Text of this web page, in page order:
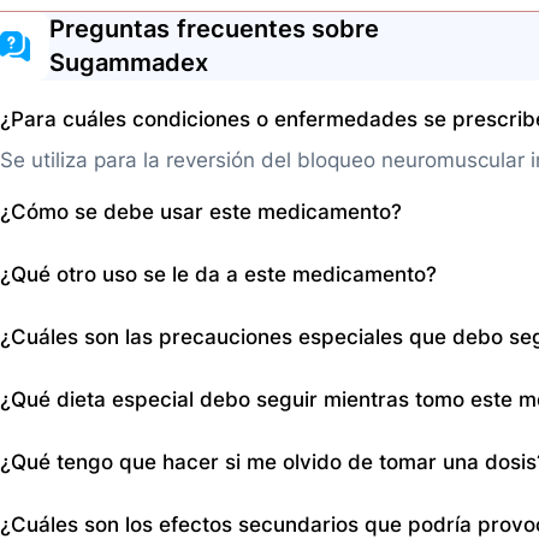
Preguntas frecuentes sobre
Sugammadex
¿Para cuáles condiciones o enfermedades se
Se utiliza para la reversión del bloqueo neuromuscular
¿Cómo se debe usar este medicamento?
debe usar de acuerdo a la indicación médica y ser
¿Qué otro uso se le da a este medicamento?
con los bloqueantes neuromusculares rocuronio y
¿Cuáles son las precauciones especiales que debo
cardíacos, del riñón o del hígado, anemia o
anticonceptivos hormonales, vitamina K,
¿Qué dieta especial debo seguir mientras tomo este
reportar cualquier restricción de alimentos o
¿Qué tengo que hacer si me olvido de tomar una
aplica el caso de olvido de dosis.
¿Cuáles son los efectos secundarios que podría